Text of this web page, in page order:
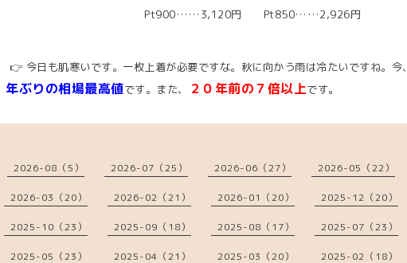
Pt900……3,120円 Pt850……2,926円
👉 今日も肌寒いです。一枚上着が必要ですな。秋に向かう雨は冷たいですね。今、
年ぶりの相場最高値です。また、 ２０年前の７倍以上です。
2026-08（5） 2026-07（25） 2026-06（27） 2026-05（22）
2026-03（20） 2026-02（21） 2026-01（20） 2025-12（20）
2025-10（23） 2025-09（18） 2025-08（17） 2025-07（23）
2025-05（23） 2025-04（21） 2025-03（20） 2025-02（18）